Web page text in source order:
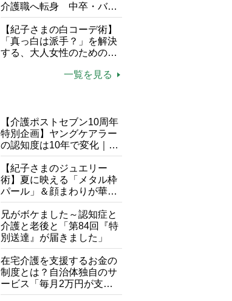
磯部揚げが一気にグレードアップ
介護職へ転身 中卒・バイ
ト経験ゼロの彼女が見つけ
た“居場所”「社会の役に立
ちながら自分らしくいられ
る」
【紀子さまの白コーデ術】
「真っ白は派手？」を解決
する、大人女性のための上
一覧を見る
【介護ポストセブン10周年
特別企画】ヤングケアラー
の認知度は10年で変化｜流
行語大賞にノミネート、法
律にも明記されたが果たし
て現在は？
【紀子さまのジュエリー
術】夏に映える「メタル枠
パール」＆顔まわりが華や
ぐ「揺れる一粒」の使い分
け方
兄がボケました～認知症と
介護と老後と「第84回『特
別送達』が届きました」
在宅介護を支援するお金の
制度とは？自治体独自のサ
ービス「毎月2万円が支給
される」ケースも【FP解